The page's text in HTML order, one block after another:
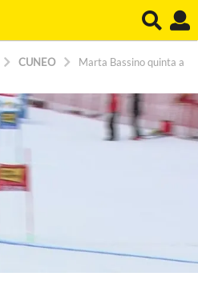
CUNEO
Marta Bassino quinta a